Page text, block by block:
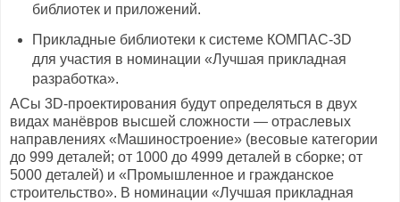
библиотек и приложений.
Прикладные библиотеки к системе КОМПАС-3D
для участия в номинации «Лучшая прикладная
разработка».
АСы 3D-проектирования будут определяться в двух
видах манёвров высшей сложности — отраслевых
направлениях «Машиностроение» (весовые категории
до 999 деталей; от 1000 до 4999 деталей в сборке; от
5000 деталей) и «Промышленное и гражданское
строительство». В номинации «Лучшая прикладная